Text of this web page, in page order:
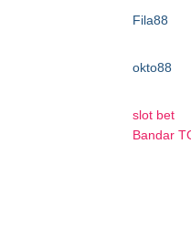
Fila88
okto88
slot bet
Bandar